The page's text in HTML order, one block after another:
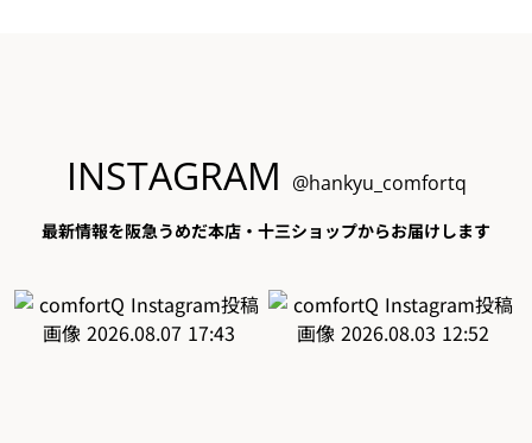
INSTAGRAM @hankyu_comfortq
最新情報を阪急うめだ本店・十三ショップからお届けします